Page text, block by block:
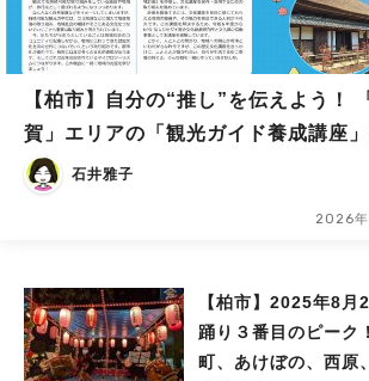
【柏市】自分の“推し”を伝えよう！
賀」エリアの「観光ガイド養成講座」
石井雅子
2026年
【柏市】2025年8
踊り３番目のピーク
町、あけぼの、西原